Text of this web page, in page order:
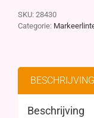
SKU: 28430
Categorie:
BESCHRIJVING
Beschrijving